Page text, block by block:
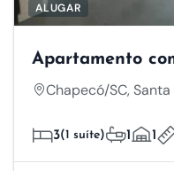
ALUGAR
Apartamento
Chapecó/SC,
3(1 suíte) 1 1